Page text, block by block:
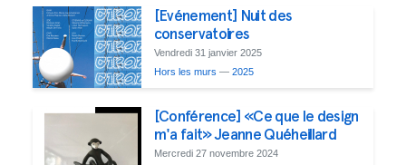
[Evénement] Nuit des
conservatoires
Vendredi 31 janvier 2025
Hors les murs — 2025
[Conférence] «Ce que le design
m'a fait» Jeanne Quéheillard
Mercredi 27 novembre 2024